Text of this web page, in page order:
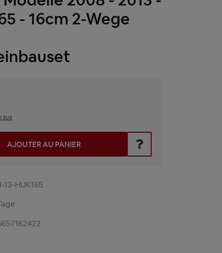
- 16cm 2-Wege
sus
la valeur souhaitée ou utilisez les boutons pour augmenter
AJOUTER AU PANIER
13-HUK165